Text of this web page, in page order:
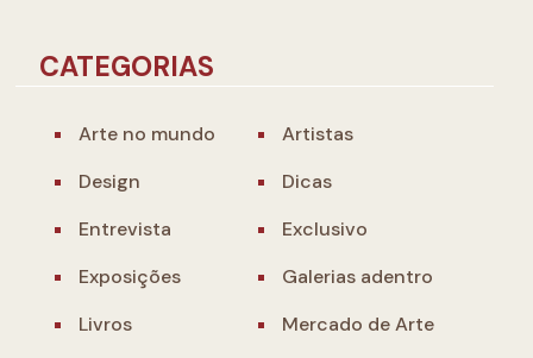
CATEGORIAS
Arte no mundo
Artistas
Design
Dicas
Entrevista
Exclusivo
Exposições
Galerias adentro
Livros
Mercado de Arte